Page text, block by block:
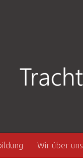
Wir über uns